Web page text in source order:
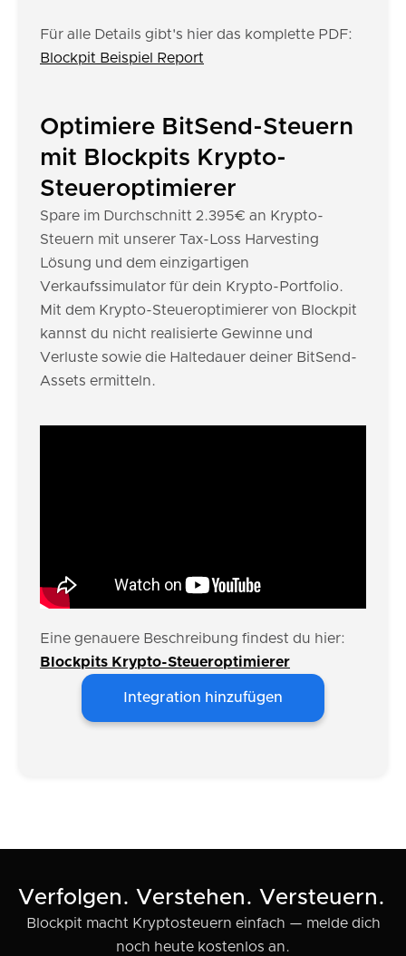
Für alle Details gibt's hier das komplette PDF:
Blockpit Beispiel Report
Optimiere BitSend-Steuern
mit Blockpits Krypto-
Steueroptimierer
Spare im Durchschnitt 2.395€ an Krypto-
Steuern mit unserer Tax-Loss Harvesting
Lösung und dem einzigartigen
Verkaufssimulator für dein Krypto-Portfolio.
Mit dem Krypto-Steueroptimierer von Blockpit
kannst du nicht realisierte Gewinne und
Verluste sowie die Haltedauer deiner BitSend-
Assets ermitteln.
Eine genauere Beschreibung findest du hier:
Blockpits Krypto-Steueroptimierer
Integration hinzufügen
Verfolgen. Verstehen. Versteuern.
Blockpit macht Kryptosteuern einfach — melde dich
noch heute kostenlos an.